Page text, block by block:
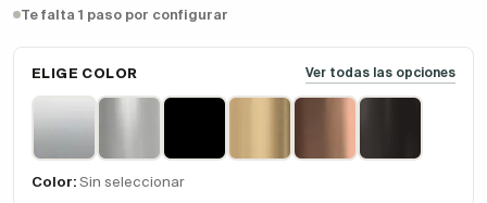
Te falta 1 paso por configurar
ELIGE COLOR Ver todas las opciones
Color: Sin seleccionar